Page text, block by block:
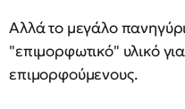
Αλλά το μεγάλο πανηγύρι
"επιμορφωτικό" υλικό
επιμορφούμενους.